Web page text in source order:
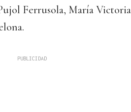
Ferrusola, María